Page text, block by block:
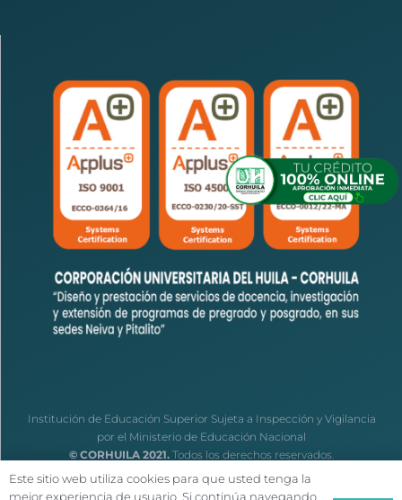
Institución de Educación Superior Sujeta a Inspección y Vigilancia
por el Ministerio de Educación Nacional
© CORHUILA 2021. Todos los derechos reservados.
Este sitio web utiliza cookies para que usted tenga la
mejor experiencia de usuario. Si continúa navegando